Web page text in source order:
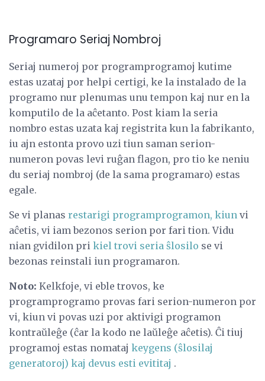
Programaro Seriaj Nombroj
Seriaj numeroj por programprogramoj kutime
estas uzataj por helpi certigi, ke la instalado de la
programo nur plenumas unu tempon kaj nur en la
komputilo de la aĉetanto. Post kiam la seria
nombro estas uzata kaj registrita kun la fabrikanto,
iu ajn estonta provo uzi tiun saman serion-
numeron povas levi ruĝan flagon, pro tio ke neniu
du seriaj nombroj (de la sama programaro) estas
egale.
Se vi planas restarigi programprogramon, kiun vi
aĉetis, vi iam bezonos serion por fari tion. Vidu
nian gvidilon pri kiel trovi seria ŝlosilo se vi
bezonas reinstali iun programaron.
Noto: Kelkfoje, vi eble trovos, ke
programprogramo provas fari serion-numeron por
vi, kiun vi povas uzi por aktivigi programon
kontraŭleĝe (ĉar la kodo ne laŭleĝe aĉetis). Ĉi tiuj
programoj estas nomataj keygens (ŝlosilaj
generatoroj) kaj devus esti evititaj .